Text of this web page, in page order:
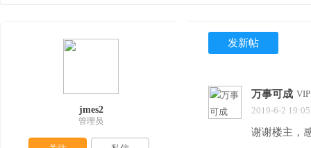
发新帖
万事可成
2019-6-2
谢谢楼主，
jmes2
管理员